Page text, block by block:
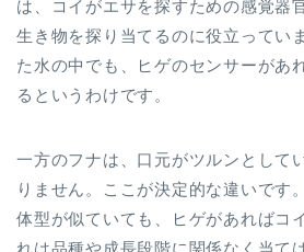
は、コイがエサを探すための感覚器
生き物を探り当てるのに役立ってい
た水の中でも、ヒゲのセンサーがあ
るというわけです。
一方のフナは、口元がツルンとして
りません。ここが決定的な違いです
体型が似ていても、ヒゲがあればコ